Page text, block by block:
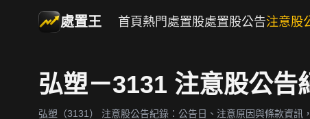
處置王 首頁 熱門處置股處置股公告注意股
弘塑－3131 注意股公告
弘塑（3131） 注意股公告紀錄：公告日、注意原因與條款資訊